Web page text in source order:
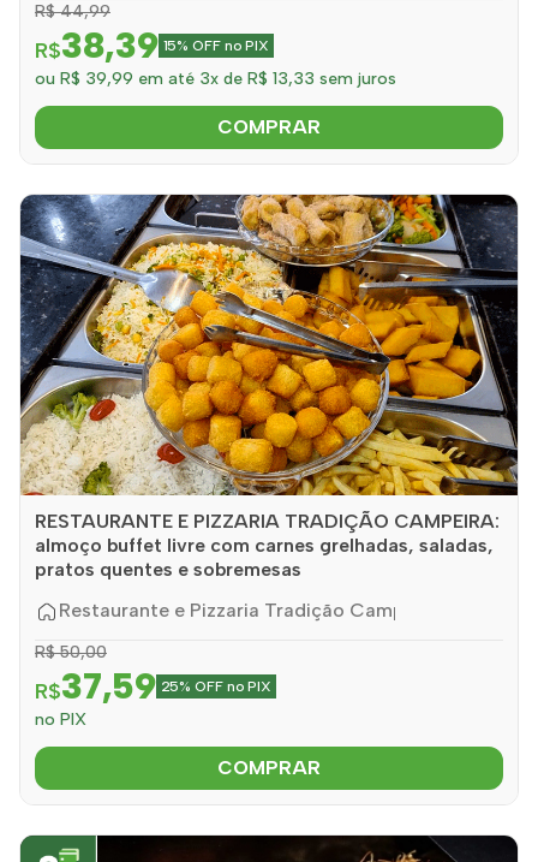
R$ 44,99
R$38,39 15% OFF no PIX
ou R$ 39,99 em até 3x de R$ 13,33 sem juros
COMPRAR
RESTAURANTE E PIZZARIA TRADIÇÃO CAMPEIRA:
almoço buffet livre com carnes grelhadas, saladas,
pratos quentes e sobremesas
Restaurante e Pizzaria Tradição Campeira
R$ 50,00
R$37,59 25% OFF no PIX
no PIX
COMPRAR